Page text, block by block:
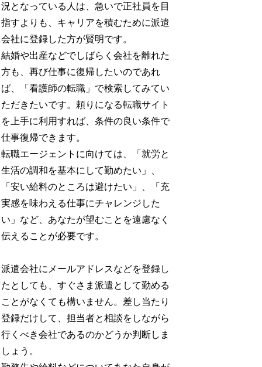
況となっている人は、急いで正社員を目
指すよりも、キャリアを積むために派遣
会社に登録した方が賢明です。
結婚や出産などでしばらく会社を離れた
方も、再び仕事に復帰したいのであれ
ば、「看護師の転職」で検索してみてい
ただきたいです。頼りになる転職サイト
を上手に利用すれば、条件の良い条件で
仕事復帰できます。
転職エージェントに向けては、「就労と
生活の調和を基本にして勤めたい」、
「安い給料のところは避けたい」、「充
実感を味わえる仕事にチャレンジした
い」など、あなたが望むことを遠慮なく
伝えることが必要です。
派遣会社にメールアドレスなどを登録し
たとしても、すぐさま派遣として勤める
ことがなくても構いません。差し当たり
登録だけして、担当者と相談をしながら
行くべき会社であるのかどうか判断しま
しょう。